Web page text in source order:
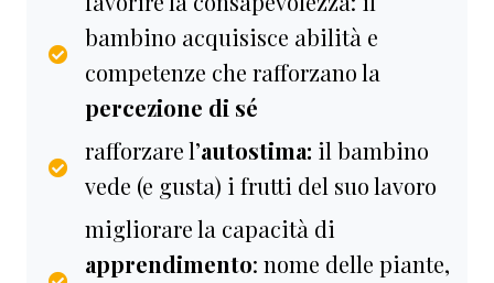
bambino acquisisce abilità e
competenze che rafforzano la
percezione di sé
rafforzare l’autostima: il bambino
vede (e gusta) i frutti del suo lavoro
migliorare la capacità di
apprendimento: nome delle piante,